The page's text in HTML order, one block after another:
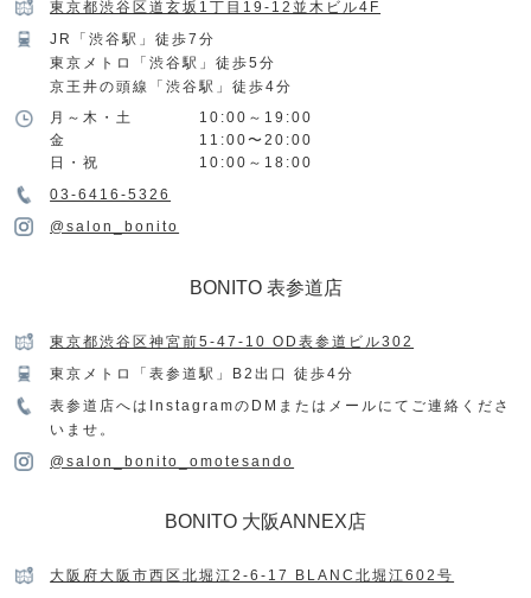
東京都渋谷区道玄坂1丁目19-12並木ビル4F
JR「渋谷駅」徒歩7分
東京メトロ「渋谷駅」徒歩5分
京王井の頭線「渋谷駅」徒歩4分
月～木・土
10:00～19:00
金
11:00〜20:00
日・祝
10:00～18:00
03-6416-5326
@salon_bonito
BONITO 表参道店
東京都渋谷区神宮前5-47-10 OD表参道ビル302
東京メトロ「表参道駅」B2出口 徒歩4分
表参道店へはInstagramのDMまたはメールにてご連絡くださ
いませ。
@salon_bonito_omotesando
BONITO 大阪ANNEX店
大阪府大阪市西区北堀江2-6-17 BLANC北堀江602号